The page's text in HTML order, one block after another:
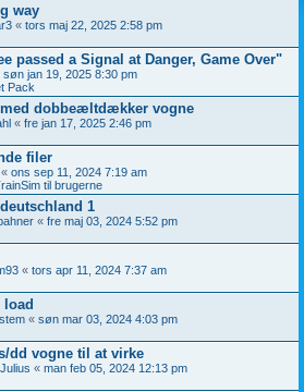
way
« tors maj 22, 2025 2:58 pm
passed a Signal at Danger, Game Over"
søn jan 19, 2025 8:30 pm
Pack
dobbeæltdækker vogne
« fre jan 17, 2025 2:46 pm
filer
« ons sep 11, 2024 7:19 am
til brugerne
1
« fre maj 03, 2024 5:52 pm
« tors apr 11, 2024 7:37 am
load
« søn mar 03, 2024 4:03 pm
dd vogne til at virke
« man feb 05, 2024 12:13 pm